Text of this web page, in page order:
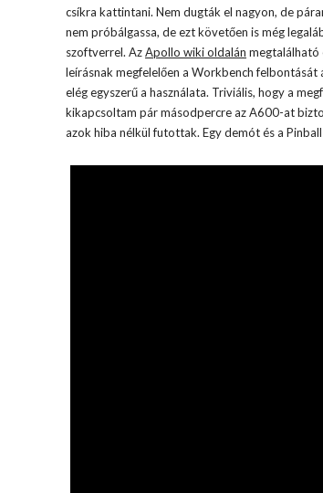
csíkra kattintani. Nem dugták el nagyon, de
nem próbálgassa, de ezt követően is még
szoftverrel. AzApollo wiki oldalán megtalálható
leírásnak megfelelően a Workbench
elég egyszerű a használata. Triviális, hogy a
kikapcsoltam pár másodpercre az A600-at
azok hiba nélkül futottak. Egy demót és a